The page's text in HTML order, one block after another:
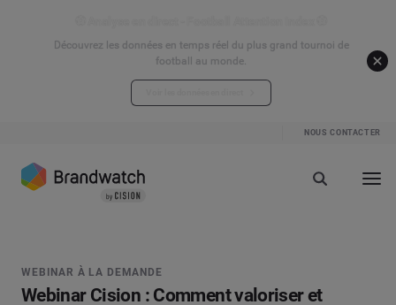
Découvrez les données en temps réel du plus grand tournoi de
football au monde.
NOUS CONTACTER
WEBINAR À LA DEMANDE
Webinar Cision : Comment valoriser et